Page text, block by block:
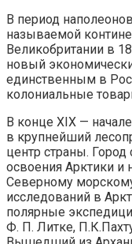
В период
называемой
Великобритании в
новый
единственным в
колониальные
В конце XIX —
в крупнейший
центр страны.
освоения Арктики и
Северному
исследований в
полярные
Ф. П. Литке,